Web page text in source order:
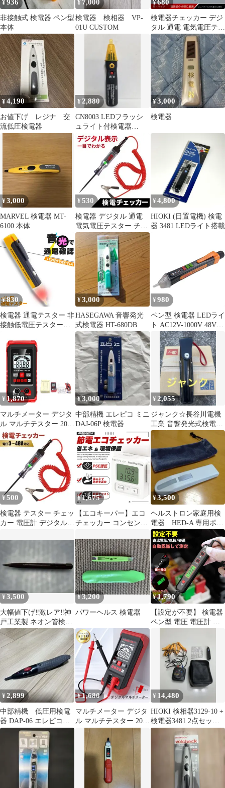
¥936
非接触式 検電器 ペン型
本体
¥ 7,000
検電器 検相器 VP-
01U CUSTOM
¥680
検電器チェッカー デジ
タル 通電 電気電圧テス
ター LED ペン型 回路
電圧計
¥4,190
お値下げ レジナ 交
流低圧検電器
¥2,880
CN8003 LEDフラッシ
ュライト付検電器
【used品】
¥3,000
検電器
¥3,000
MARVEL 検電器 MT-
6100 本体
¥ 530
検電器 デジタル 通電
電気電圧テスター チェ
ッカー LED ペン型 電
圧計
¥4,800
HIOKI (日置電機) 検電
器 3481 LEDライト搭載
¥830
検電器 通電テスター 非
接触低電圧テスターペ
アラームポケットクリ
ップ 非接触 通電チェッ
カー 通電確認 ペン型
非接 通電テスター 乾電
池式 電源検索 通電チェ
ック 検電 チェック チ
ェッカー
¥3,000
HASEGAWA 音響発光
式検電器 HT-680DB
¥ 980
ペン型 検電器 LEDライ
ト AC12V-1000V 48V-
1000V感度調節 非接触
式 アラームブザー テス
ター [定形外郵便、送
料無料]mer007
¥1,870
マルチメーター デジタ
ル マルチテスター 2000
カウント オート機能 抵
抗 検電器 通電テスター
非接触低電圧テスター
¥3,000
中部精機 エレピコ ミニ
DAJ-06P 検電器
¥ 2,055
ジャンク☆長谷川電機
工業 音響発光式検電器
形式HS-7
¥ 500
検電器 テスター チェッ
カー 電圧計 デジタル
赤
¥ 1,675
【エコキーパー】エコ
チェッカー コンセント
力計 チェッカー 簡易電
力計 エコ 省エネ 大型
LCD表示 デジタル液晶
ディスプレイ ボタン ワ
ットモニター 検電器 電
気代 ワットチェッカー
5種計測
¥3,500
ヘルストロン家庭用検
電器 HED-A 専用ポー
チ付き
¥3,500
大幅値下げ‼️激レア‼️神
戸工業製 ネオン管検電
器
¥3,200
パワーヘルス 検電器
¥1,790
【設定が不要】 検電器
ペン型 電圧 電圧計 車
通電 導通 テスター 抵
抗 ゼロテスター サーキ
ットテスター 検電ドラ
イバー アナログテスタ
ー 通電チェッカー 検電
テスター チェッカー 測
定
¥2,899
中部精機 低圧用検電
器 DAP-06 エレピコ・
ミニ
¥1,680
マルチメーター デジタ
ル マルチテスター 2000
カウント 検電器 通電テ
スター セットあります
非接触低電圧テスター
オート機能 抵抗 AC DC
max600V LED ライト機
¥ 14,480
HIOKI 検相器3129-10 +
検電器3481 2点セット
電気施工管理